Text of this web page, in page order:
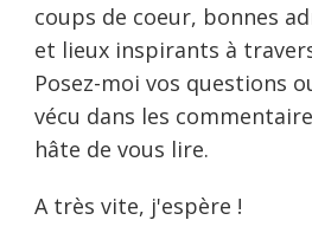
coups de coeur, bonnes
et lieux inspirants à
Posez-moi vos questions
vécu dans les
hâte de vous lire.
A très vite, j'espère !